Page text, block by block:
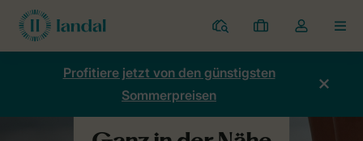
Ferienparks
Meine
Buchungen
Dropdown-
Menü
Kontos
Profitiere jetzt von den günstigsten
Sommerpreisen